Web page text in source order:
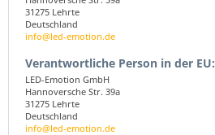
31275 Lehrte
Deutschland
info@led-emotion.de
Verantwortliche Person in der EU:
LED-Emotion GmbH
Hannoversche Str. 39a
31275 Lehrte
Deutschland
info@led-emotion.de